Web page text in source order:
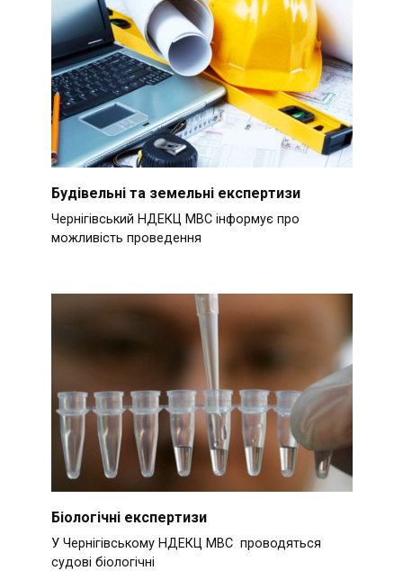
Будівельні та земельні експертизи
Чернігівський НДЕКЦ МВС інформує про
можливість проведення
Біологічні експертизи
У Чернігівському НДЕКЦ МВС проводяться
судові біологічні